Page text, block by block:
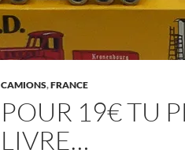
CAMIONS,FRANCE
POUR 19€ TU
LIVRE…